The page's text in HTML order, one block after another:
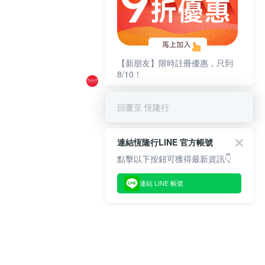
【新朋友】限時註冊優惠，只到
8/10！
回覆至 恆隆行
連結恆隆行LINE 官方帳號
點擊以下按鈕可獲得最新資訊👇
連結 LINE 帳號